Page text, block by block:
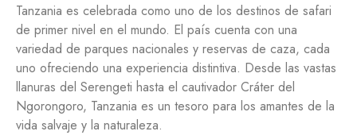
Tanzania es celebrada como uno de los destinos de safari
de primer nivel en el mundo. El país cuenta con una
variedad de parques nacionales y reservas de caza, cada
uno ofreciendo una experiencia distintiva. Desde las vastas
llanuras del Serengeti hasta el cautivador Cráter del
Ngorongoro, Tanzania es un tesoro para los amantes de la
vida salvaje y la naturaleza.